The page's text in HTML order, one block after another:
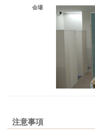
会場
注意事項